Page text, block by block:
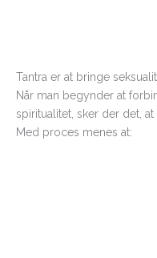
Tantra er at bringe
Når man begynder at
spiritualitet, sker der det,
Med proces menes at: